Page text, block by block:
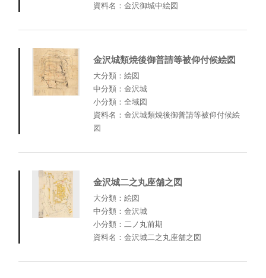
資料名：金沢御城中絵図
金沢城類焼後御普請等被仰付候絵図
大分類：絵図
中分類：金沢城
小分類：全域図
資料名：金沢城類焼後御普請等被仰付候絵
図
金沢城二之丸座舗之図
大分類：絵図
中分類：金沢城
小分類：二ノ丸前期
資料名：金沢城二之丸座舗之図